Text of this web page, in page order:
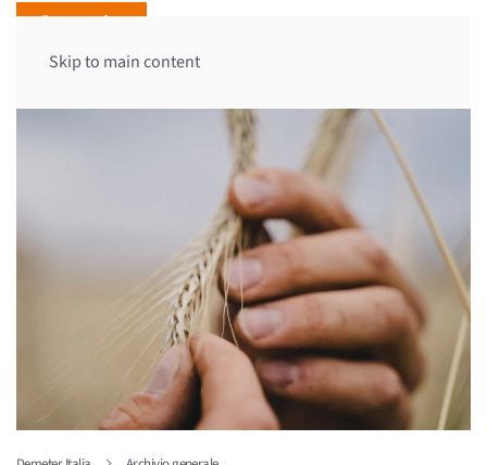
Skip to main content